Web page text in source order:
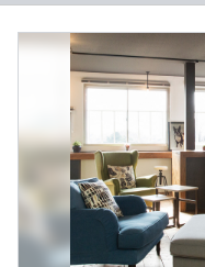
②頑張りが報われる昇
▶︎半年に1度昇給制度
▶︎職種ごと等級1〜7
▶︎スキルとマインドの
③学びのカルチャー
▶︎質問・相談チャット
▶︎勉強会やナレッジ共
▶︎親会社合同学習会
▶︎資格支援制度
◆月給30万円～55万円
※上記金額には、みな
円～）を含みます。
※スキルや経験を考慮
※あくまでも入社時の
昇給していきます！
【年収例】
450万～600万円／経
650万～990万円／経